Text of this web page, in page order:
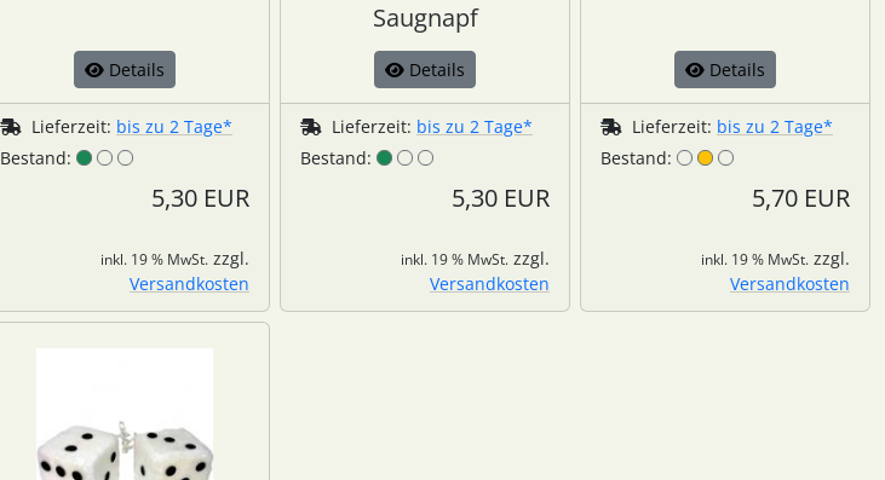
Details
Lieferzeit: bis zu 2 Tage*
Bestand:
5,30 EUR
inkl. 19 % MwSt. zzgl.
Versandkosten
Saugnapf
Details
Lieferzeit: bis zu 2 Tage*
Bestand:
5,30 EUR
inkl. 19 % MwSt. zzgl.
Versandkosten
Details
Lieferzeit: bis zu 2 Tage*
Bestand:
5,70 EUR
inkl. 19 % MwSt. zzgl.
Versandkosten